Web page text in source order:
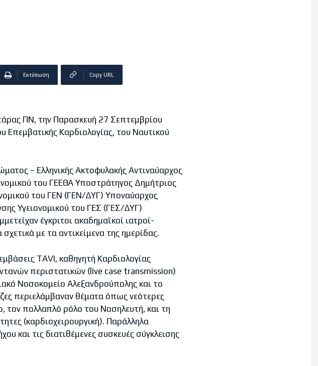
Εκτύπωση Copy URL
ΠΝ, την Παρασκευή 27 Σεπτεμβρίου
Επεμβατικής Καρδιολογίας, του Ναυτικού
– Ελληνικής Ακτοφυλακής Αντιναύαρχος
του ΓΕΕΘΑ Υποστράτηγος Δημήτριος
του ΓΕΝ (ΓΕΝ/ΔΥΓ) Υποναύαρχος
Υγειονομικού του ΓΕΣ (ΓΕΣ/ΔΥΓ)
έγκριτοι ακαδημαϊκοί ιατροί-
με τα αντικείμενα της ημερίδας.
TAVI, καθηγητή Καρδιολογίας
περιστατικών (live case transmission)
Νοσοκομείο Αλεξανδρούπολης και το
περιελάμβαναν θέματα όπως νεότερες
τον πολλαπλό ρόλο του Νοσηλευτή, και τη
(καρδιοχειρουργική). Παράλληλα
και τις διατιθέμενες συσκευές σύγκλεισης